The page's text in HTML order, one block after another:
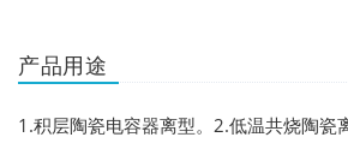
产品用途
1.积层陶瓷电容器离型。2.低温共烧陶瓷